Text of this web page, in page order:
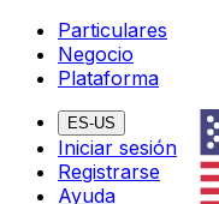
Particulares
Negocio
Plataforma
ES-US
Iniciar sesión
Registrarse
Ayuda